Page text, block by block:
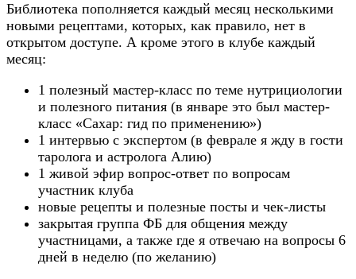
Библиотека пополняется каждый месяц несколькими
новыми рецептами, которых, как правило, нет в
открытом доступе. А кроме этого в клубе каждый
месяц:
1 полезный мастер-класс по теме нутрициологии
и полезного питания (в январе это был мастер-
класс «Сахар: гид по применению»)
1 интервью с экспертом (в феврале я жду в гости
таролога и астролога Алию)
1 живой эфир вопрос-ответ по вопросам
участник клуба
новые рецепты и полезные посты и чек-листы
закрытая группа ФБ для общения между
участницами, а также где я отвечаю на вопросы 6
дней в неделю (по желанию)